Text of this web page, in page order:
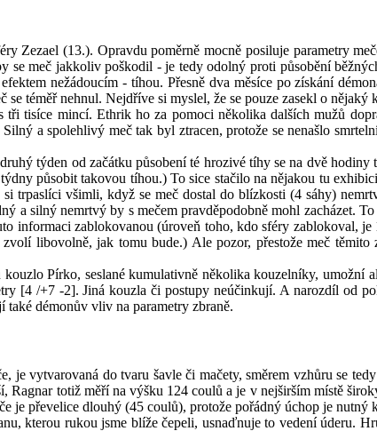
Zezael (13.). Opravdu poměrně mocně posiluje parametry
meč jakkoliv poškodil - je tedy odolný proti působění
nežádoucím - tíhou. Přesně dva měsíce po získání
téměř nehnul. Nejdříve si myslel, že se pouze zasekl o
tisíce mincí. Ethrik ho za pomoci několika dalších mužů
a spolehlivý meč tak byl ztracen, protože se nenašlo
týden od začátku působení té hrozivé tíhy se na dvě
působit takovou tíhou.) To sice stačilo na nějakou tu
trpaslíci všimli, když se meč dostal do blízkosti (4 sáhy)
a silný nemrtvý by s mečem pravděpodobně mohl zacházet.
informaci zablokovanou (úroveň toho, kdo sféry zablokoval,
libovolně, jak tomu bude.) Ale pozor, přestože meč těmito
Pírko, seslané kumulativně několika kouzelníky, umožní
[4 /+7 -2]. Jiná kouzla či postupy neúčinkují. A narozdíl od
démonův vliv na parametry zbraně.
je vytvarovaná do tvaru šavle či mačety, směrem vzhůru se
Ragnar totiž měří na výšku 124 coulů a je v nejširším místě
je převelice dlouhý (45 coulů), protože pořádný úchop je nutný
kterou rukou jsme blíže čepeli, usnaďnuje to vedení úderu.